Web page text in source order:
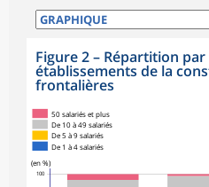
Figure 2– Répartition par
établissements de la
frontalières
100
(en %)
De 1 à 4 salariés
De 5 à 9 salariés
De 10 à 49 salariés
50 salariés et plus